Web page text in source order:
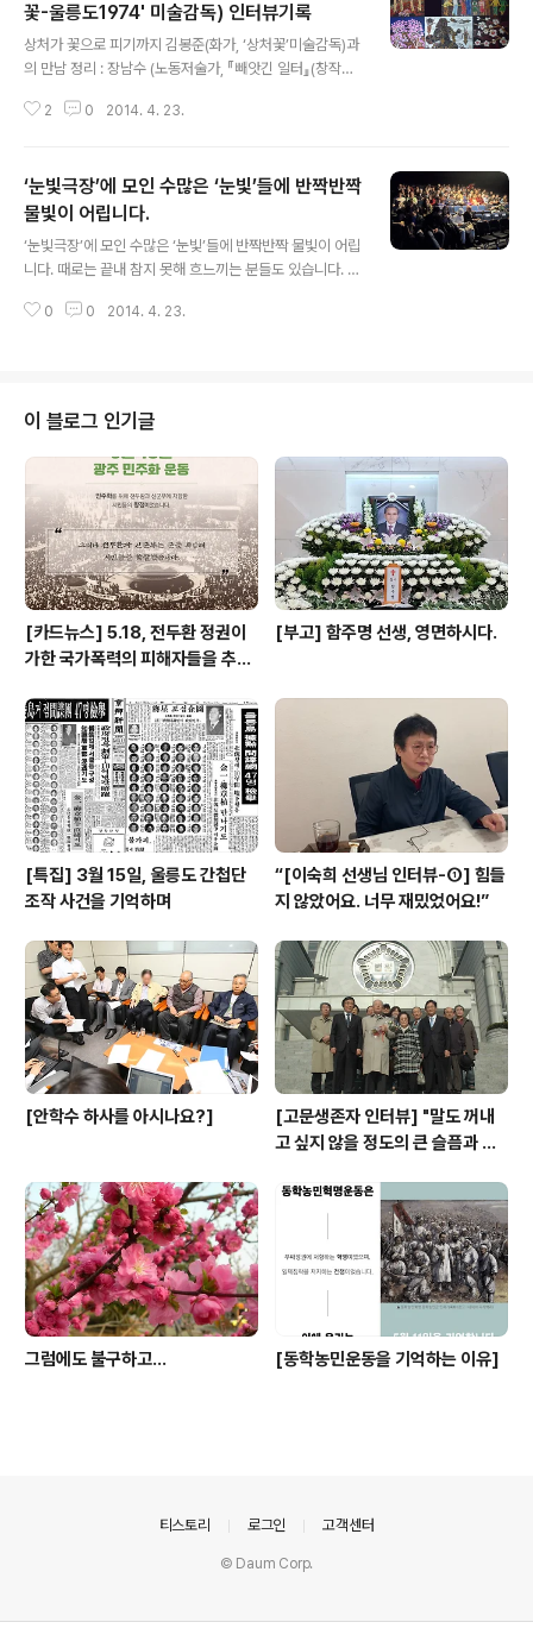
있는 그의 가족사는 우리시대가 만든 또 하나의 비극이다.
이런 경우가 적지 않았지만 유동우선생도 남영동에서 받은
모진고문의 후유증으로 병들고 피폐해지면서 불행한 가족
사가 만들어졌다. 딸은 처자를 “버리고” 천지를 떠돌며 헤
매는 아버지를 이해할 수 없었을 뿐 아니라 꽁꽁 한이 맺혔
꽃-울릉도1974' 미술감독) 인터뷰기록
상처가 꽃으로 피기까지 김봉준(화가, ‘상처꽃’미술감독)과
의 만남 정리 : 장남수 (노동저술가, 『빼앗긴 일터』(창작과
운영위원) “그림 같은 글자, 글자 같은 그림” ‘울릉도간첩
어진 상처”가 처절한데 그 상처들이 승화해서 ‘꽃’으로 “부
활”하는 듯, ㅊ받침이 촛불 꽃처럼 피어나는 그림이다. 김
봉준표 캘리그라피다. 대학로 눈빛극장에서 공연되고 있는
연극 [상처꽃 울릉도-1974]에서는 눈을 사로잡는 치유미
온한 그림들이다. 농부들의 소박한 일상도 보이고, 탈을 쓴
2 0 2014. 4. 23.
‘눈빛극장’에 모인 수많은 ‘눈빛’들에 반짝반짝
물빛이 어립니다.
‘눈빛극장’에 모인 수많은 ‘눈빛’들에 반짝반짝 물빛이 어립
니다. 때로는 끝내 참지 못해 흐느끼는 분들도 있습니다. 그
이면서 폭소들이 터져 나오기도 합니다. 웃고 울고, 그렇게
근태기념치유센터의 회원들도 계시고 소문을 듣고 인터넷
으로 표를 구매한 분들도 계시지만 아무튼 빈 좌석이 없는
지경입니다. 극장문이 막 닫힐 지경이 되어 헐레벌떡 달려
오신 분이 공연 끝나고 나올 땐 눈이 벌개져 서 울먹울먹하
시며 안내 석에 서 있던 제 손을 잡고 “고맙다”고 “너무 감
동받았다”고 한 일없이 졸지..
0 0 2014. 4. 23.
이 블로그 인기글
[카드뉴스] 5.18, 전두환 정권이
가한 국가폭력의 피해자들을 추념
[부고] 함주명 선생, 영면하시다.
[특집] 3월 15일, 울릉도 간첩단
조작 사건을 기억하며
“[이숙희 선생님 인터뷰-①] 힘들
지 않았어요. 너무 재밌었어요!”
[안학수 하사를 아시나요?]
[고문생존자 인터뷰] "말도 꺼내
고 싶지 않을 정도의 큰 슬픔과 아
그럼에도 불구하고... [동학농민운동을 기억하는 이유]
티스토리 로그인 고객센터
© Daum Corp.